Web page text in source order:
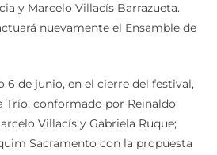
y Marcelo Villacís Barrazueta.
nuevamente el Ensamble de
6 de junio, en el cierre del festival,
Trío, conformado por Reinaldo
Villacís y Gabriela Ruque;
Sacramento con la propuesta